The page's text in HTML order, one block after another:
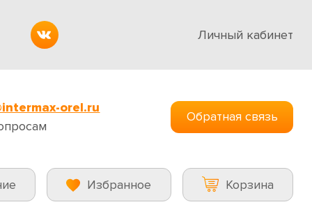
Личный кабинет
orel.ru
Обратная связь
Избранное Корзина